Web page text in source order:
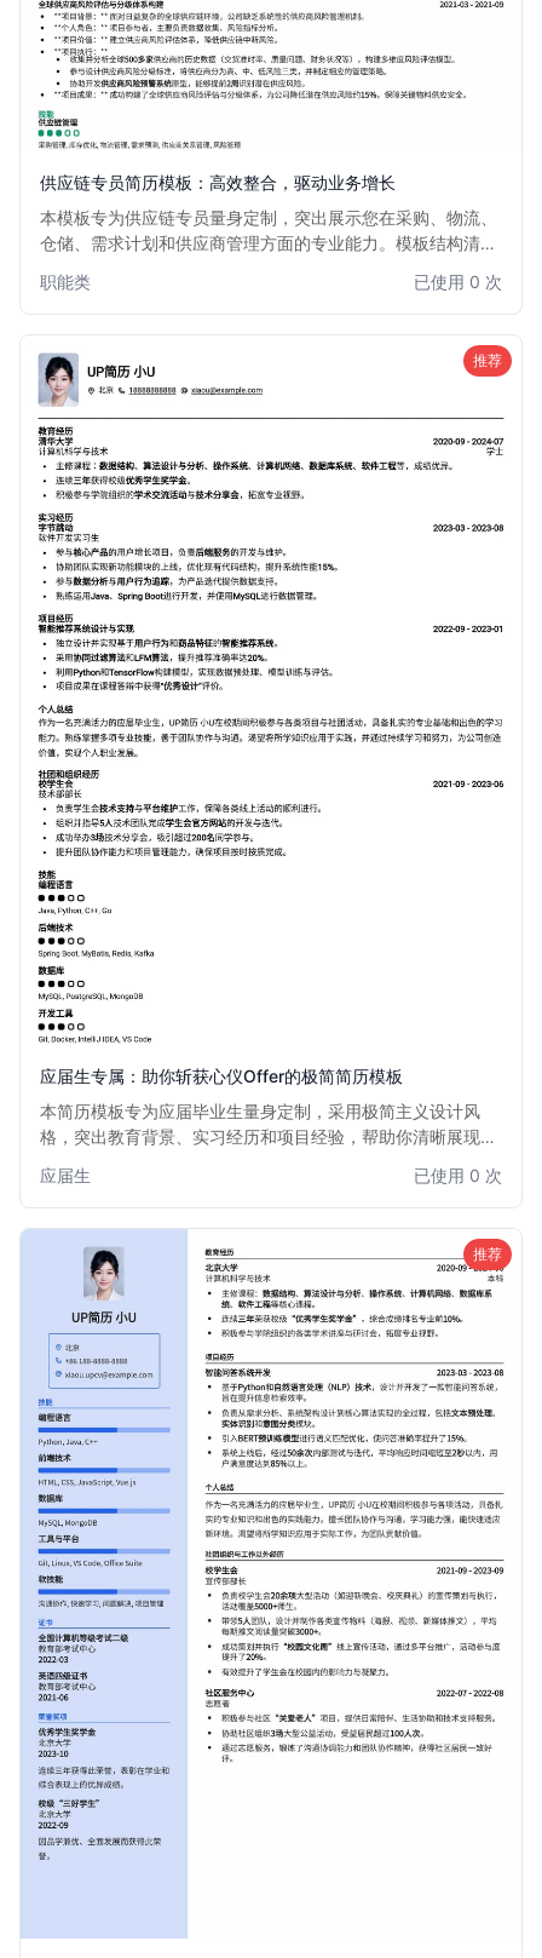
供应链专员简历模板：高效整合，驱动业务增长
本模板专为供应链专员量身定制，突出展示您在采购、物流、
仓储、需求计划和供应商管理方面的专业能力。模板结构清
竞争激烈的供应链领域脱颖而出，获得理想职位。
职能类 已使用 0 次
推荐
应届生专属：助你斩获心仪Offer的极简简历模板
本简历模板专为应届毕业生量身定制，采用极简主义设计风
格，突出教育背景、实习经历和项目经验，帮助你清晰展现个
出，快速获得面试机会。
应届生 已使用 0 次
推荐